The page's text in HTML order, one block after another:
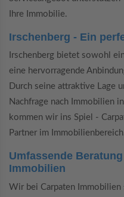
Ihre Immobilie.
Irschenberg - Ein
Irschenberg bietet sowohl
eine hervorragende
Durch seine attraktive Lage
Nachfrage nach Immobilien
kommen wir ins Spiel -
Partner im
Umfassende
Immobilien
Wir bei Carpaten Immobilien